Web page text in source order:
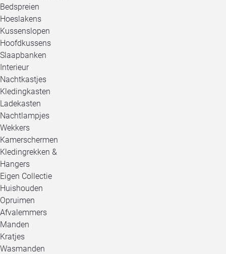
Bedspreien
Hoeslakens
Kussenslopen
Hoofdkussens
Slaapbanken
Interieur
Nachtkastjes
Kledingkasten
Ladekasten
Nachtlampjes
Wekkers
Kamerschermen
Kledingrekken &
Hangers
Eigen Collectie
Huishouden
Opruimen
Afvalemmers
Manden
Kratjes
Wasmanden